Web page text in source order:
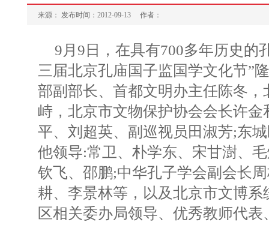
来源： 发布时间：2012-09-13 作者：
9月9日，在具有700多年历史的
三届北京孔庙国子监国学文化节”
部副部长、首都文明办主任陈冬
峙，北京市文物保护协会会长许
平、刘超英、副巡视员田淑芳;东
他领导:常卫、朴学东、宋甘澍、
钦飞、邵鹏;中华孔子学会副会长
耕、李景林等，以及北京市文博
区相关委办局领导、优秀教师代